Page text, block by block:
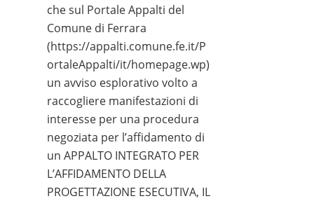
che sul Portale Appalti del
Comune di Ferrara
(https://appalti.comune.fe.it/P
ortaleAppalti/it/homepage.wp)
un avviso esplorativo volto a
raccogliere manifestazioni di
interesse per una procedura
negoziata per l’affidamento di
un APPALTO INTEGRATO PER
L’AFFIDAMENTO DELLA
PROGETTAZIONE ESECUTIVA, IL